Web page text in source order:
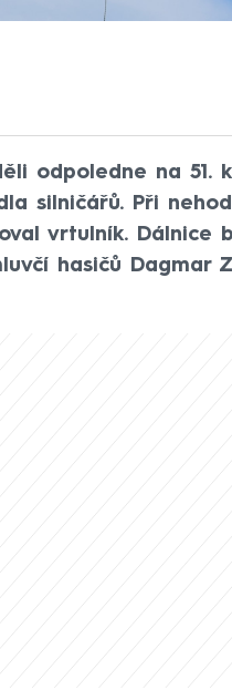
odpoledne na 51.
silničářů. Při
vrtulník. Dálnice
hasičů Dagmar